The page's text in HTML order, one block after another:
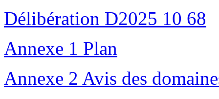
Délibération D2025 10 68
Annexe 1 Plan
Annexe 2 Avis des